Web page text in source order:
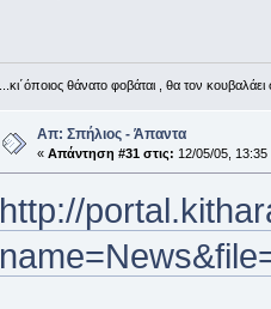
...κι΄όποιος θάνατο φοβάται , θα τον
Απ: Σπήλιος - Άπαντα
« Απάντηση #31 στις: 12/05/05, 13:35
http://